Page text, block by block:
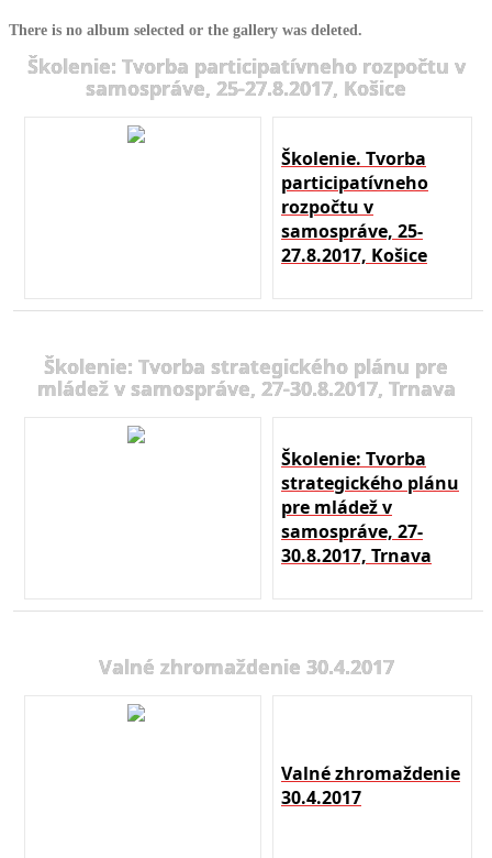
There is no album selected or the gallery was deleted.
Školenie: Tvorba participatívneho rozpočtu v
samospráve, 25-27.8.2017, Košice
Školenie. Tvorba
participatívneho
rozpočtu v
samospráve, 25-
27.8.2017, Košice
Školenie: Tvorba strategického plánu pre
mládež v samospráve, 27-30.8.2017, Trnava
Školenie: Tvorba
strategického plánu
pre mládež v
samospráve, 27-
30.8.2017, Trnava
Valné zhromaždenie 30.4.2017
Valné zhromaždenie
30.4.2017